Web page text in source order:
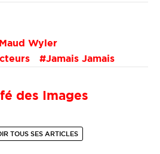
Maud Wyler
Jamais Jamais
des Images
TOUS SES ARTICLES